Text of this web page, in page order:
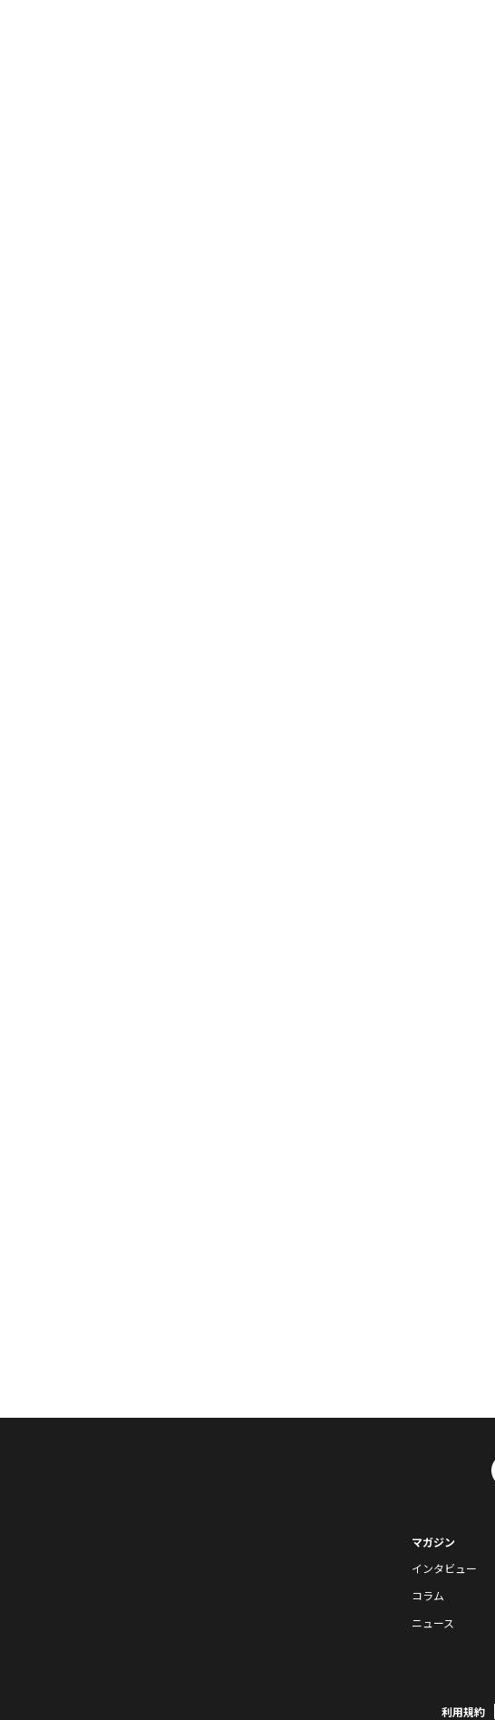
マガジン
インタビュー
コラム
ニュース
利用規約